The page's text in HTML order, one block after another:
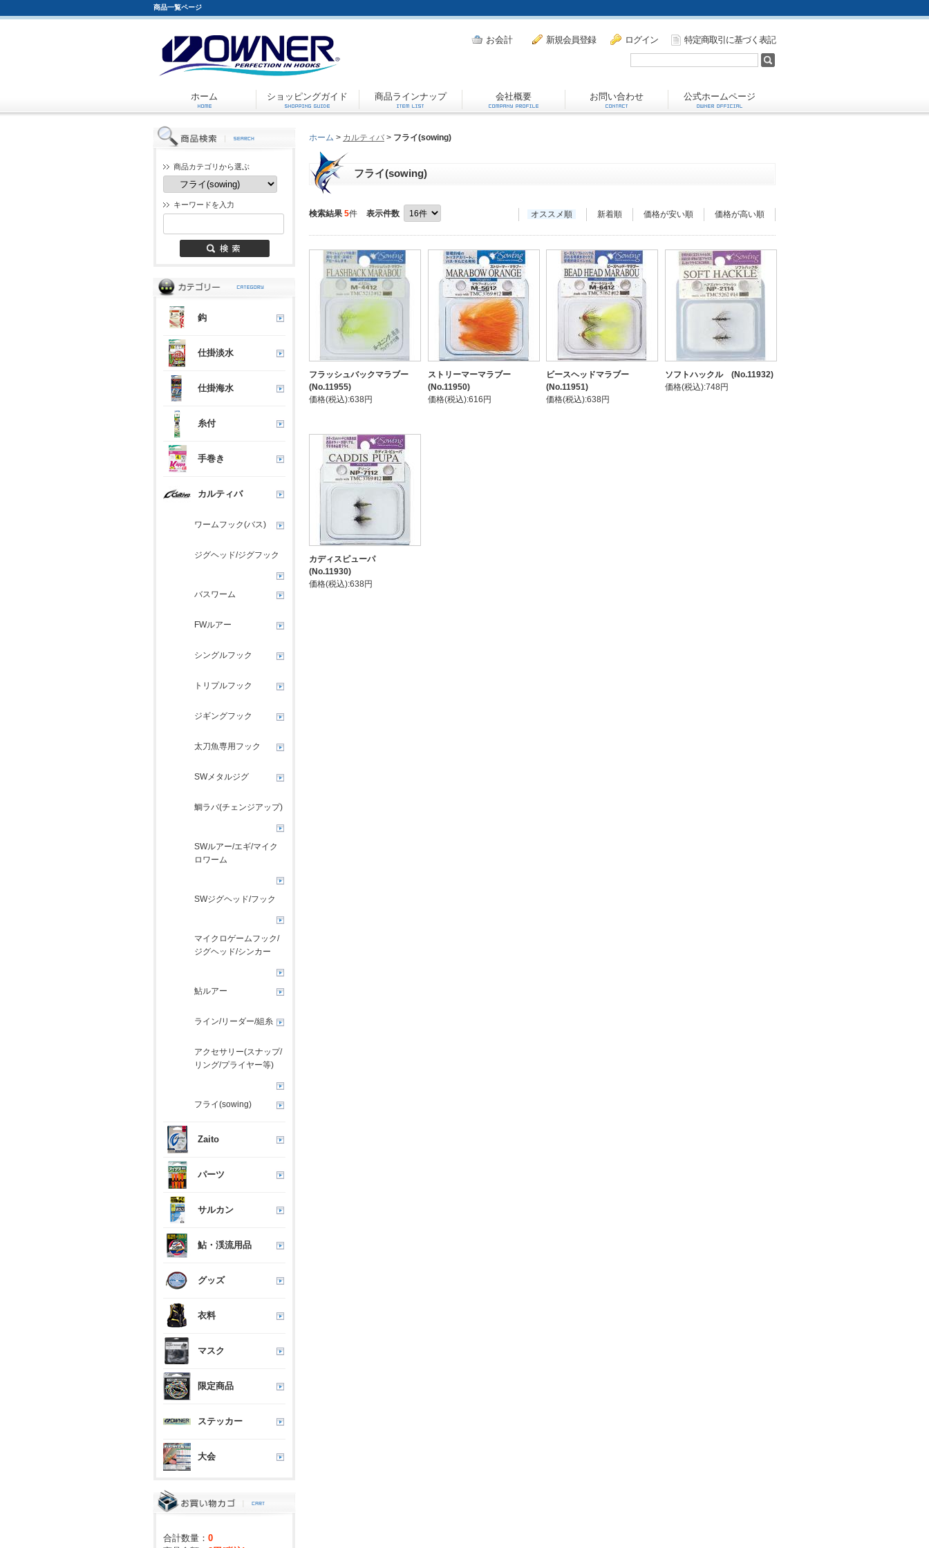
商品一覧ページ
新規会員登録 ログイン 特定商取引に基づく表記
お会計
ホーム ショッピングガイド 商品ラインナップ 会社概要 お問い合わせ 公式ホームページ
商品カテゴリから選ぶ
キーワードを入力
鈎
仕掛淡水
仕掛海水
糸付
手巻き
カルティバ
ワームフック(バス)
ジグヘッド/ジグフック
バスワーム
FWルアー
シングルフック
トリプルフック
ジギングフック
太刀魚専用フック
SWメタルジグ
鯛ラバ(チェンジアップ)
SWルアー/エギ/マイク
ロワーム
SWジグヘッド/フック
マイクロゲームフック/
ジグヘッド/シンカー
鮎ルアー
ライン/リーダー/組糸
アクセサリー(スナップ/
リング/プライヤー等)
フライ(sowing)
Zaito
パーツ
サルカン
鮎・渓流用品
グッズ
衣料
マスク
限定商品
ステッカー
大会
合計数量： 0
ホーム > カルティバ > フライ(sowing)
フライ(sowing)
検索結果 5件 表示件数 オススメ順 新着順 価格が安い順 価格が高い順
フラッシュバックマラブー
(No.11955)
価格(税込):638円
ストリーマーマラブー
(No.11950)
価格(税込):616円
ビースヘッドマラブー
(No.11951)
価格(税込):638円
ソフトハックル (No.11932)
価格(税込):748円
カディスピューパ
(No.11930)
価格(税込):638円